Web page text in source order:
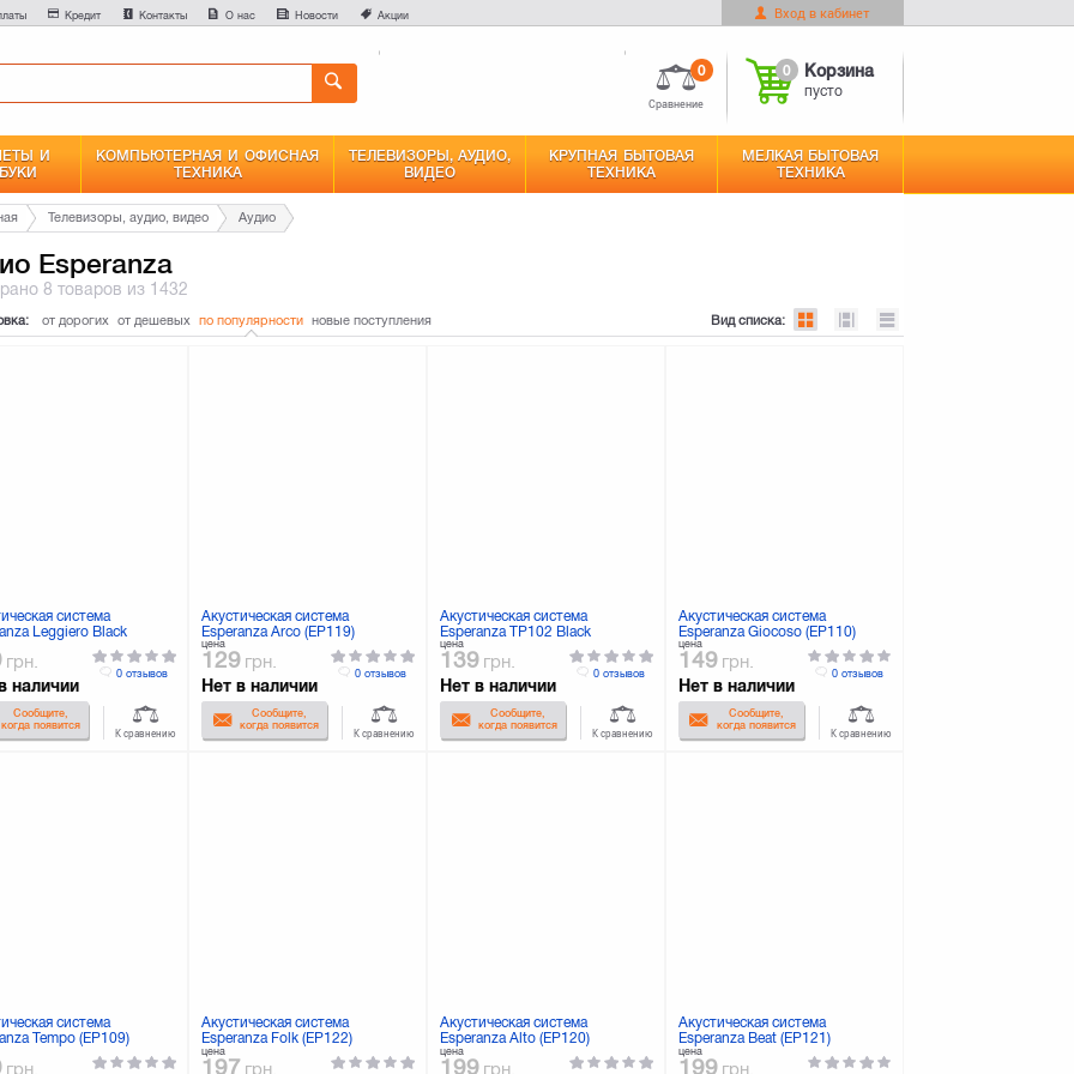
Кредит Контакты О нас Новости Акции Вход в кабинет
Сравнение
0 0 Корзина
пусто
И
КОМПЬЮТЕРНАЯ И ОФИСНАЯ
ТЕХНИКА
ТЕЛЕВИЗОРЫ, АУДИО,
ВИДЕО
КРУПНАЯ БЫТОВАЯ
ТЕХНИКА
МЕЛКАЯ БЫТОВАЯ
ТЕХНИКА
Телевизоры, аудио, видео Аудио
Esperanza
8 товаров из 1432
от дорогих от дешевых по популярности новые поступления Вид списка:
система
Leggiero Black
грн.
наличии
Сообщите,
когда появится
0 отзывов
К сравнению
Акустическая система
Esperanza Arco (EP119)
цена
129 грн.
Нет в наличии
Сообщите,
когда появится
0 отзывов
К сравнению
Акустическая система
Esperanza TP102 Black
цена
139 грн.
Нет в наличии
Сообщите,
когда появится
0 отзывов
К сравнению
Акустическая система
Esperanza Giocoso (EP110)
цена
149 грн.
Нет в наличии
Сообщите,
когда появится
0 отзывов
К сравнению
система
Tempo (EP109)
грн.
Акустическая система
Esperanza Folk (EP122)
цена
197 грн.
Акустическая система
Esperanza Alto (EP120)
цена
199 грн.
Акустическая система
Esperanza Beat (EP121)
цена
199 грн.
Сравнение Оформить заказ